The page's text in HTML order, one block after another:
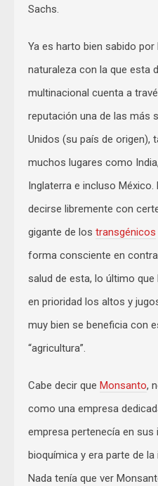
Sachs.
Ya es harto bien sabido
naturaleza con la que esta
multinacional cuenta a
reputación una de las más
Unidos (su país de origen),
muchos lugares como
Inglaterra e incluso México.
decirse libremente con
gigante de los transgénicos
forma consciente en
salud de esta, lo último
en prioridad los altos y
muy bien se beneficia con
“agricultura”.
Cabe decir que Monsanto,
como una empresa
empresa pertenecía en sus
bioquímica y era parte de
Nada tenía que ver